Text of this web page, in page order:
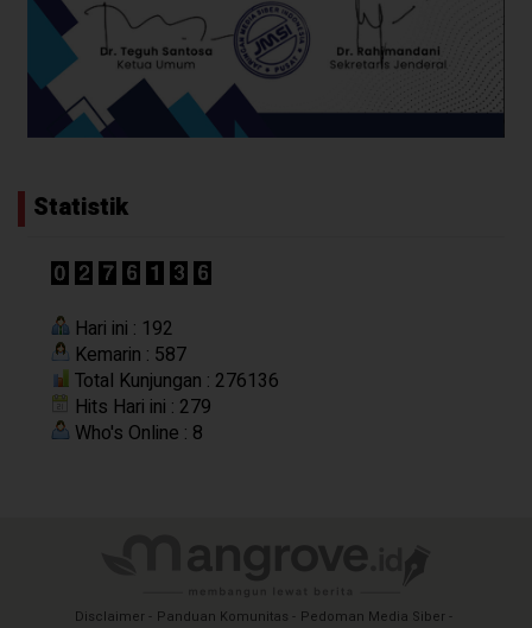
Statistik
Hari ini : 192
Kemarin : 587
Total Kunjungan : 276136
Hits Hari ini : 279
Who's Online : 8
Disclaimer Panduan Komunitas
Pedoman Media Siber